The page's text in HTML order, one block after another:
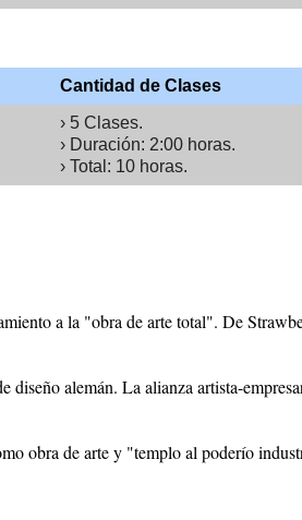
Cantidad de Clases
› 5 Clases.
› Duración: 2:00 horas.
› Total: 10 horas.
a la "obra de arte total". De
diseño alemán. La alianza artista-
obra de arte y "templo al poderío